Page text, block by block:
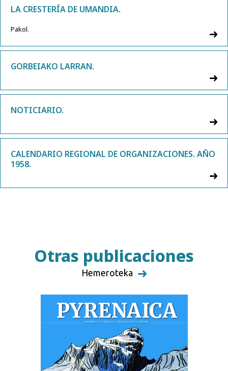
LA CRESTERÍA DE UMANDIA.
Pakol.
GORBEIAKO LARRAN.
NOTICIARIO.
CALENDARIO REGIONAL DE ORGANIZACIONES. AÑO
1958.
Otras publicaciones
Hemeroteka